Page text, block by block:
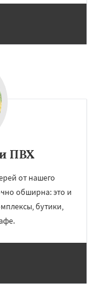
ПВХ
от нашего
обширна: это и
бутики,